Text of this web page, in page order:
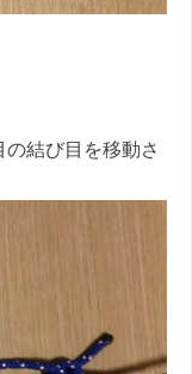
結び目を移動さ